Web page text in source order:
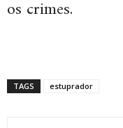
os crimes.
TAGS estuprador